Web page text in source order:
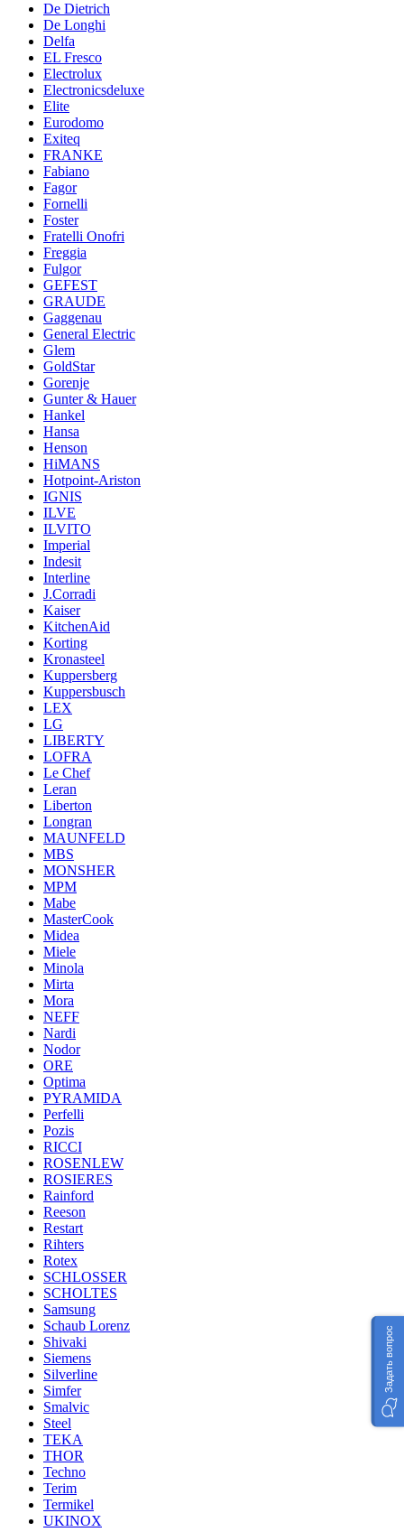
De Dietrich
De Longhi
Delfa
EL Fresco
Electrolux
Electronicsdeluxe
Elite
Eurodomo
Exiteq
FRANKE
Fabiano
Fagor
Fornelli
Foster
Fratelli Onofri
Freggia
Fulgor
GEFEST
GRAUDE
Gaggenau
General Electric
Glem
GoldStar
Gorenje
Gunter & Hauer
Hankel
Hansa
Henson
HiMANS
Hotpoint-Ariston
IGNIS
ILVE
ILVITO
Imperial
Indesit
Interline
J.Corradi
Kaiser
KitchenAid
Korting
Kronasteel
Kuppersberg
Kuppersbusch
LEX
LG
LIBERTY
LOFRA
Le Chef
Leran
Liberton
Longran
MAUNFELD
MBS
MONSHER
MPM
Mabe
MasterCook
Midea
Miele
Minola
Mirta
Mora
NEFF
Nardi
Nodor
ORE
Optima
PYRAMIDA
Perfelli
Pozis
RICCI
ROSENLEW
ROSIERES
Rainford
Reeson
Restart
Rihters
Rotex
SCHLOSSER
SCHOLTES
Samsung
Schaub Lorenz
Shivaki
Siemens
Silverline
Simfer
Smalvic
Steel
TEKA
THOR
Techno
Terim
Termikel
UKINOX
Задать вопрос